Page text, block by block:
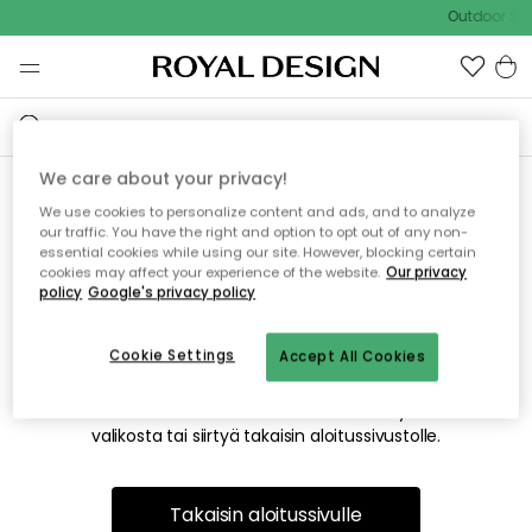
Outdoor
Emme valitettavasti löydä
etsimääsi sivua
Tämä voi johtua siitä, että sivua ei enää ole tai siitä, että se
on siirretty muualle. Pahoittelemme tästä mahdollisesti
valikosta tai siirtyä takaisin aloitussivustolle.
Takaisin aloitussivulle
We care about your privacy!
We use cookies to personalize content and ads, and to analyze
our traffic. You have the right and option to opt out of any non-
essential cookies while using our site. However, blocking certain
cookies may affect your experience of the website. Our privacy
policy Google's privacy policy
Accept All Cookies
Cookie Settings